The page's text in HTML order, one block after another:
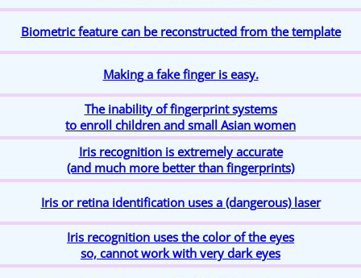
Biometric feature can be reconstructed from the template
Making a fake finger is easy.
The inability of fingerprint systems
to enroll children and small Asian women
Iris recognition is extremely accurate
(and much more better than fingerprints)
Iris or retina identification uses a (dangerous) laser
Iris recognition uses the color of the eyes
so, cannot work with very dark eyes